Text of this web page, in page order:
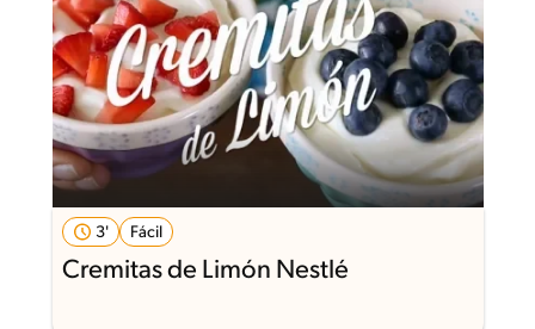
3' Fácil
Cremitas de Limón Nestlé